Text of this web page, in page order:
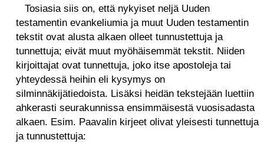
Tosiasia siis on, että nykyiset neljä Uuden
testamentin evankeliumia ja muut Uuden testamentin
tekstit ovat alusta alkaen olleet tunnustettuja ja
tunnettuja; eivät muut myöhäisemmät tekstit. Niiden
kirjoittajat ovat tunnettuja, joko itse apostoleja tai
yhteydessä heihin eli kysymys on
silminnäkijätiedoista. Lisäksi heidän tekstejään luettiin
ahkerasti seurakunnissa ensimmäisestä vuosisadasta
alkaen. Esim. Paavalin kirjeet olivat yleisesti tunnettuja
ja tunnustettuja: